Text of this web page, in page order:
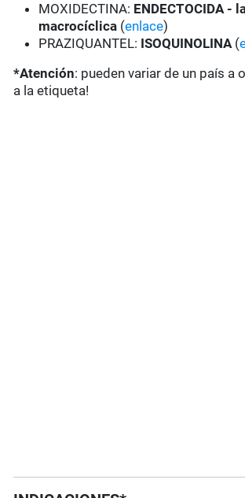
MOXIDECTINA: ENDECTOCIDA -
macrocíclica (enlace)
PRAZIQUANTEL: ISOQUINOLINA(
*Atención: pueden variar de un país a
a la etiqueta!